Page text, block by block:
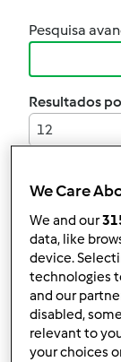
Pesquisa
Resultados
12
Predefinido
Os seus filtros:
Intolerante
Limpar
We Care
We and our
data, like
device.
technologies
and our
disabled,
relevant to
your choices